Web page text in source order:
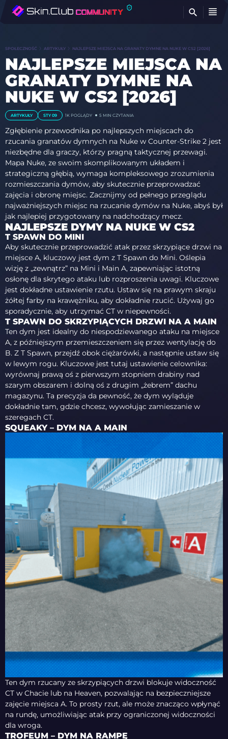
SPOŁECZNOŚĆ ARTYKUŁY NAJLEPSZE MIEJSCA NA GRANATY DYMNE NA NUKE W CS2 [2026]
NAJLEPSZE MIEJSCA NA
GRANATY DYMNE NA
NUKE W CS2 [2026]
ARTYKUŁY STY 09 1K POGLĄDY 5 MIN CZYTANIA
Zgłębienie przewodnika po najlepszych miejscach do
rzucania granatów dymnych na Nuke w Counter-Strike 2 jest
niezbędne dla graczy, którzy pragną taktycznej przewagi.
Mapa Nuke, ze swoim skomplikowanym układem i
strategiczną głębią, wymaga kompleksowego zrozumienia
rozmieszczania dymów, aby skutecznie przeprowadzać
zajęcia i obronę miejsc. Zacznijmy od pełnego przeglądu
najważniejszych miejsc na rzucanie dymów na Nuke, abyś był
jak najlepiej przygotowany na nadchodzący mecz.
NAJLEPSZE DYMY NA NUKE W CS2
T SPAWN DO MINI
Aby skutecznie przeprowadzić atak przez skrzypiące drzwi na
miejsce A, kluczowy jest dym z T Spawn do Mini. Oślepia
wizję z „zewnątrz” na Mini i Main A, zapewniając istotną
osłonę dla skrytego ataku lub rozproszenia uwagi. Kluczowe
jest dokładne ustawienie rzutu. Ustaw się na prawym skraju
żółtej farby na krawężniku, aby dokładnie rzucić. Używaj go
sporadycznie, aby utrzymać CT w niepewności.
T SPAWN DO SKRZYPIĄCYCH DRZWI NA A MAIN
Ten dym jest idealny do niespodziewanego ataku na miejsce
A, z późniejszym przemieszczeniem się przez wentylację do
B. Z T Spawn, przejdź obok ciężarówki, a następnie ustaw się
w lewym rogu. Kluczowe jest tutaj ustawienie celownika:
wyrównaj prawą oś z pierwszym stopniem drabiny nad
szarym obszarem i dolną oś z drugim „żebrem” dachu
magazynu. Ta precyzja da pewność, że dym wyląduje
dokładnie tam, gdzie chcesz, wywołując zamieszanie w
szeregach CT.
SQUEAKY – DYM NA A MAIN
Ten dym rzucany ze skrzypiących drzwi blokuje widoczność
CT w Chacie lub na Heaven, pozwalając na bezpieczniejsze
zajęcie miejsca A. To prosty rzut, ale może znacząco wpłynąć
na rundę, umożliwiając atak przy ograniczonej widoczności
dla wroga.
TROFEUM – DYM NA RAMPĘ